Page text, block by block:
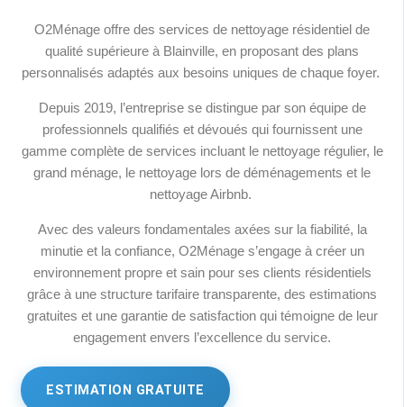
O2Ménage offre des services de nettoyage résidentiel de
qualité supérieure à Blainville, en proposant des plans
personnalisés adaptés aux besoins uniques de chaque foyer.
Depuis 2019, l’entreprise se distingue par son équipe de
professionnels qualifiés et dévoués qui fournissent une
gamme complète de services incluant le nettoyage régulier, le
grand ménage, le nettoyage lors de déménagements et le
nettoyage Airbnb.
Avec des valeurs fondamentales axées sur la fiabilité, la
minutie et la confiance, O2Ménage s’engage à créer un
environnement propre et sain pour ses clients résidentiels
grâce à une structure tarifaire transparente, des estimations
gratuites et une garantie de satisfaction qui témoigne de leur
engagement envers l’excellence du service.
ESTIMATION GRATUITE